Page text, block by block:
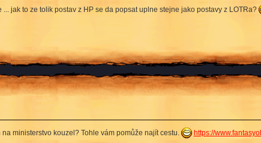
jak to ze tolik postav z HP se da popsat uplne stejne jako postavy z LOTRa?
ministerstvo kouzel? Tohle vám pomůže najít cestu.
https://